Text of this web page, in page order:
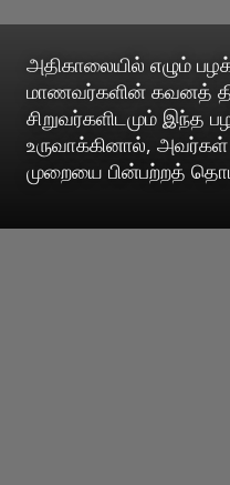
அதிகாலையில் எழும்
மாணவர்களின் கவனத்
சிறுவர்களிடமும் இந்த
உருவாக்கினால்,
முறையை பின்பற்றத்